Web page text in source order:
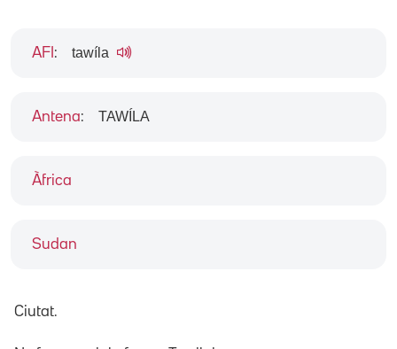
Àfrica
Sudan
AFI : tawíla
Antena: TAWÍLA
Ciutat.